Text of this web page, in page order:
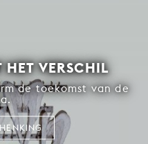
HET VERSCHIL
de toekomst van de